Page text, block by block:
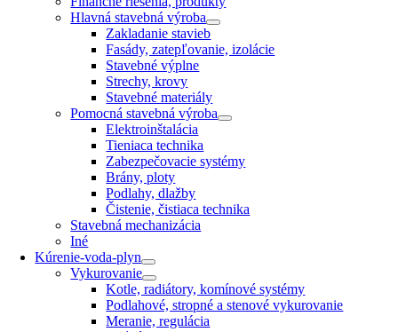
Hlavná stavebná výroba
Zakladanie stavieb
Fasády, zatepľovanie, izolácie
Stavebné výplne
Strechy, krovy
Stavebné materiály
Pomocná stavebná výroba
Elektroinštalácia
Tieniaca technika
Zabezpečovacie systémy
Brány, ploty
Podlahy, dlažby
Čistenie, čistiaca technika
Stavebná mechanizácia
Iné
Kúrenie-voda-plyn
Vykurovanie
Kotle, radiátory, komínové systémy
Podlahové, stropné a stenové vykurovanie
Meranie, regulácia